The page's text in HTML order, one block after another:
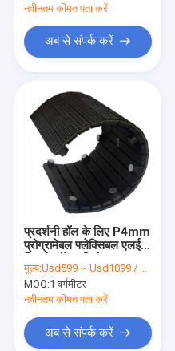
नवीनतम कीमत पता करें
अब से संपर्क करें
प्रदर्शनी हॉल के लिए P4mm
प्रोग्रामेबल फ्लेक्सिबल एलईडी
मूल्य:Usd599 ~ Usd1099 / Sqm ( price is negotiable )
MOQ:1 वर्गमीटर
नवीनतम कीमत पता करें
अब से संपर्क करें